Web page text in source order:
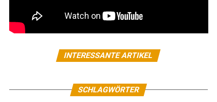
INTERESSANTE ARTIKEL
SCHLAGWÖRTER